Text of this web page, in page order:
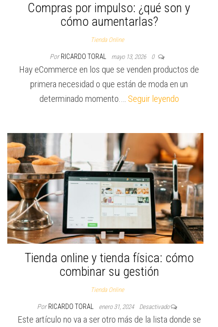
Compras por impulso: ¿qué son y
cómo aumentarlas?
Tienda Online
Por RICARDO TORAL mayo 13, 2026 0
Hay eCommerce en los que se venden productos de
primera necesidad o que están de moda en un
determinado momento.… Seguir leyendo
Tienda online y tienda física: cómo
combinar su gestión
Tienda Online
Por RICARDO TORAL enero 31, 2024 Desactivado
Este artículo no va a ser otro más de la lista donde se